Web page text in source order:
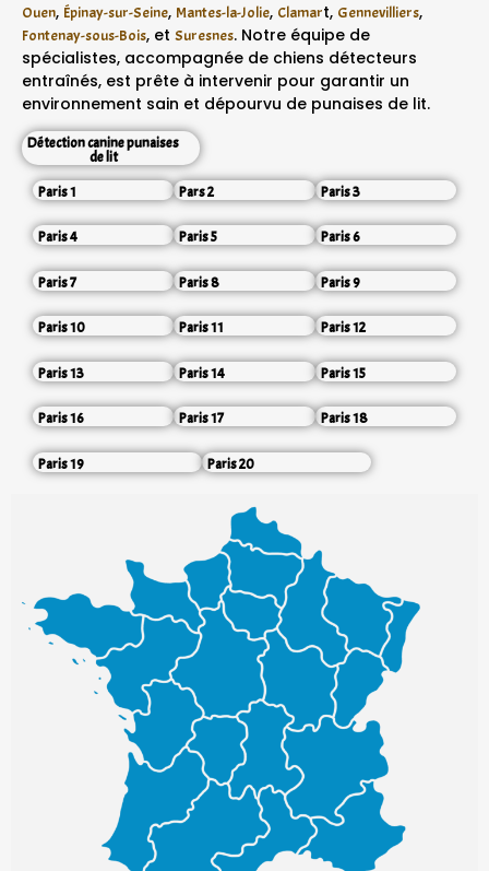
Ouen, Épinay-sur-Seine, Mantes-la-Jolie, Clamart, Gennevilliers,
Fontenay-sous-Bois, et Suresnes. Notre équipe de
spécialistes, accompagnée de chiens détecteurs
entraînés, est prête à intervenir pour garantir un
environnement sain et dépourvu de punaises de lit.
Détection canine punaises
de lit
Paris 1
Pars 2 Paris 3
Paris 4 Paris 5 Paris 6
Paris 7 Paris 8 Paris 9
Paris 10 Paris 11 Paris 12
Paris 13 Paris 14 Paris 15
Paris 16 Paris 17 Paris 18
Paris 19 Paris 20